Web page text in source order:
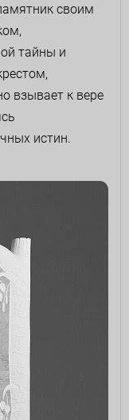
своим
тайны и
взывает к вере
истин.